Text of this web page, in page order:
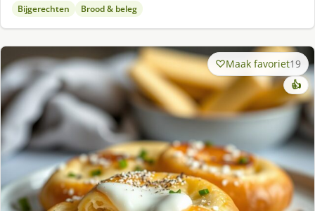
Bijgerechten Brood & beleg
Maak favoriet19
👍